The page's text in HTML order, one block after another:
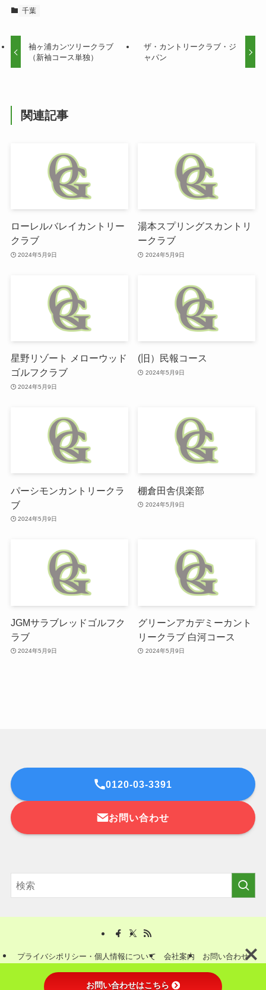
千葉
袖ヶ浦カンツリークラブ
（新袖コース単独）
ザ・カントリークラブ・ジ
ャパン
関連記事
ローレルバレイカントリー
クラブ
2024年5月9日
湯本スプリングスカントリ
ークラブ
2024年5月9日
星野リゾート メローウッド
ゴルフクラブ
2024年5月9日
(旧）民報コース
2024年5月9日
パーシモンカントリークラ
ブ
2024年5月9日
棚倉田舎倶楽部
2024年5月9日
JGMサラブレッドゴルフク
ラブ
2024年5月9日
グリーンアカデミーカント
リークラブ 白河コース
2024年5月9日
0120-03-3391
お問い合わせ
プライバシポリシー・個人情報について 会社案内 お問い合わせ
ゴルフ会員権のクオリティーゴルフ.
お問い合わせはこちら